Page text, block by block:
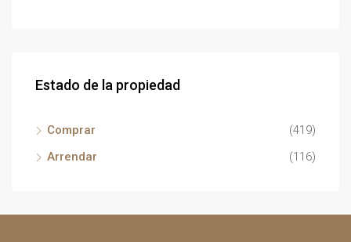
Estado de la propiedad
Comprar
(419)
Arrendar
(116)